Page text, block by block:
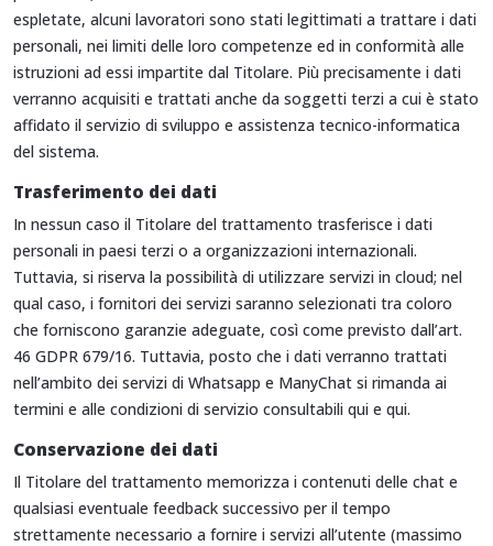
espletate, alcuni lavoratori sono stati legittimati a trattare i dati
personali, nei limiti delle loro competenze ed in conformità alle
istruzioni ad essi impartite dal Titolare. Più precisamente i dati
verranno acquisiti e trattati anche da soggetti terzi a cui è stato
affidato il servizio di sviluppo e assistenza tecnico-informatica
del sistema.
Trasferimento dei dati
In nessun caso il Titolare del trattamento trasferisce i dati
personali in paesi terzi o a organizzazioni internazionali.
Tuttavia, si riserva la possibilità di utilizzare servizi in cloud; nel
qual caso, i fornitori dei servizi saranno selezionati tra coloro
che forniscono garanzie adeguate, così come previsto dall’art.
46 GDPR 679/16. Tuttavia, posto che i dati verranno trattati
nell’ambito dei servizi di Whatsapp e ManyChat si rimanda ai
termini e alle condizioni di servizio consultabili qui e qui.
Conservazione dei dati
Il Titolare del trattamento memorizza i contenuti delle chat e
qualsiasi eventuale feedback successivo per il tempo
strettamente necessario a fornire i servizi all’utente (massimo